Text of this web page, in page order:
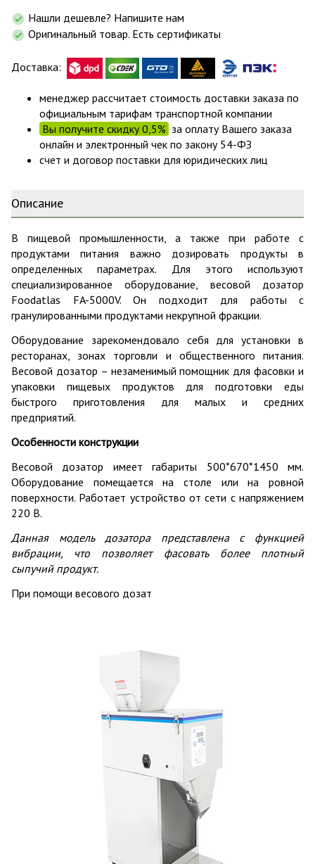
Нашли дешевле? Напишите нам
Оригинальный товар. Есть сертификаты
Доставка:
менеджер рассчитает стоимость доставки заказа по
официальным тарифам транспортной компании
Вы получите скидку 0,5% за оплату Вашего заказа
онлайн и электронный чек по закону 54-ФЗ
счет и договор поставки для юридических лиц
Описание
В пищевой промышленности, а также при работе с
продуктами питания важно дозировать продукты в
определенных параметрах. Для этого используют
специализированное оборудование, весовой дозатор
Foodatlas FA-5000V. Он подходит для работы с
гранулированными продуктами некрупной фракции.
Оборудование зарекомендовало себя для установки в
ресторанах, зонах торговли и общественного питания.
Весовой дозатор – незаменимый помощник для фасовки и
упаковки пищевых продуктов для подготовки еды
быстрого приготовления для малых и средних
предприятий.
Особенности конструкции
Весовой дозатор имеет габариты 500*670*1450 мм.
Оборудование помещается на столе или на ровной
поверхности. Работает устройство от сети с напряжением
220 В.
Данная модель дозатора представлена с функцией
вибрации, что позволяет фасовать более плотный
сыпучий продукт.
При помощи весового дозат